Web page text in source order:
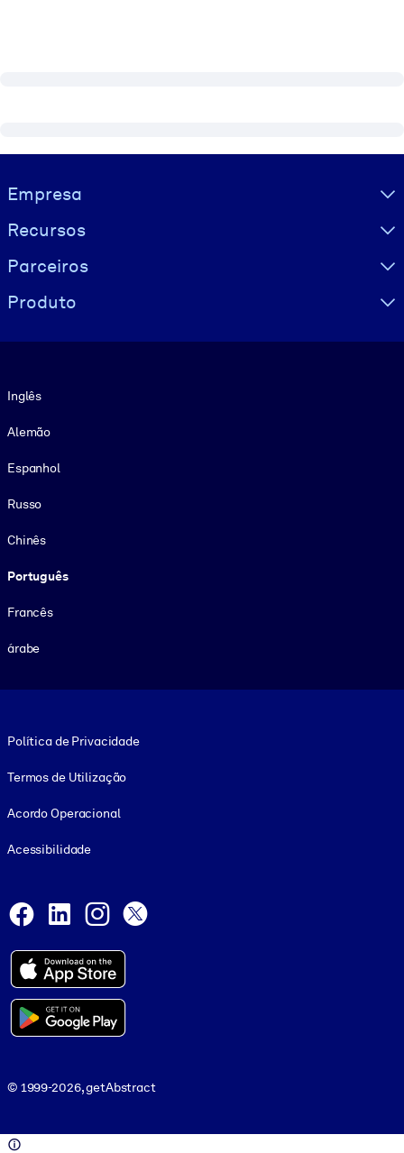
Visually hidden Text
Empresa
Recursos
Parceiros
Produto
Inglês
Alemão
Espanhol
Russo
Chinês
Português
Francês
árabe
Política de Privacidade
Termos de Utilização
Acordo Operacional
Acessibilidade
Facebook
LinkedInInstagram
© 1999-2026, getAbstract